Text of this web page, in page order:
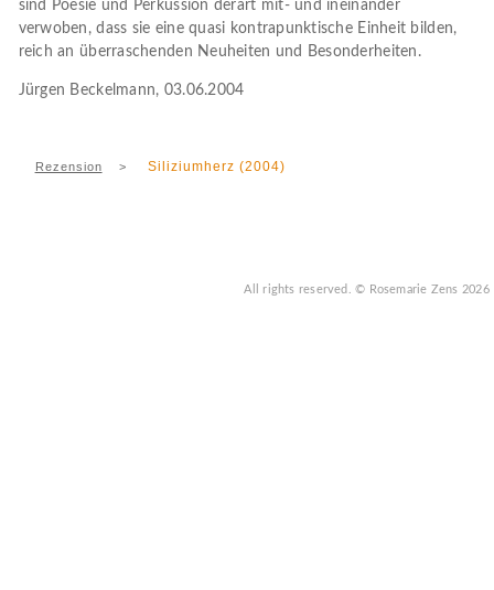
sind Poesie und Perkussion derart mit- und ineinander
verwoben, dass sie eine quasi kontrapunktische Einheit bilden,
reich an überraschenden Neuheiten und Besonderheiten.
Jürgen Beckelmann, 03.06.2004
Rezension > Siliziumherz (2004)
All rights reserved.© Rosemarie Zens 2026